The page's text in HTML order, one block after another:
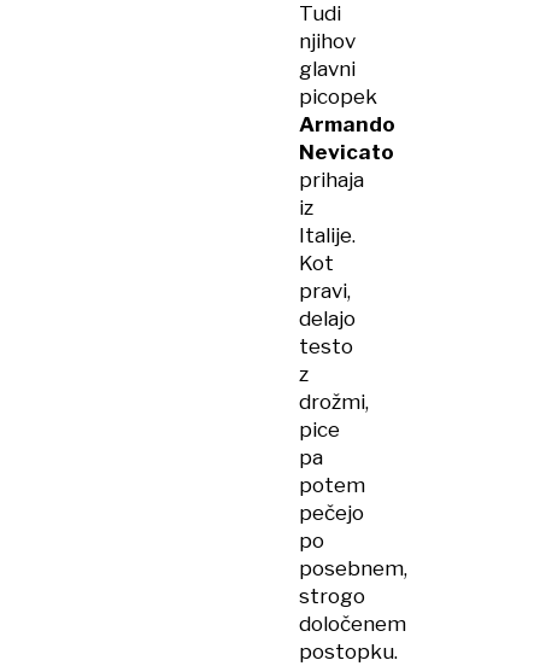
Tudi
njihov
glavni
picopek
Armando
Nevicato
prihaja
iz
Italije.
Kot
pravi,
delajo
testo
z
drožmi,
pice
pa
potem
pečejo
po
posebnem,
strogo
določenem
postopku.